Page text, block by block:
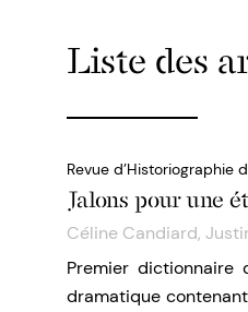
Liste des
Revue d’Historiographie
Jalons pour une
Céline Candiard,
Premier
dramatique